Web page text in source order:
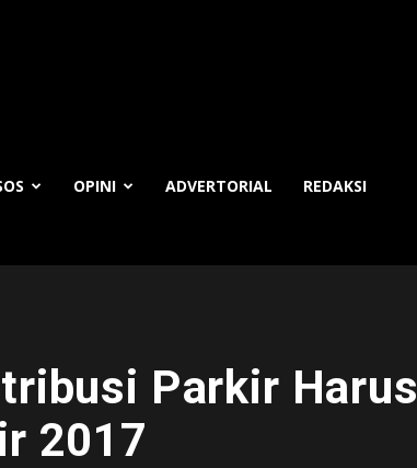
OPINI ADVERTORIAL REDAKSI
Parkir Harus
2017